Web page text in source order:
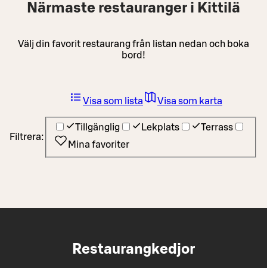
Närmaste restauranger i Kittilä
Välj din favorit restaurang från listan nedan och boka
bord!
Filtrera:
Tillgänglig Lekplats
Terrass
Mina favoriter
Visa som lista Visa som karta
Restaurangkedjor